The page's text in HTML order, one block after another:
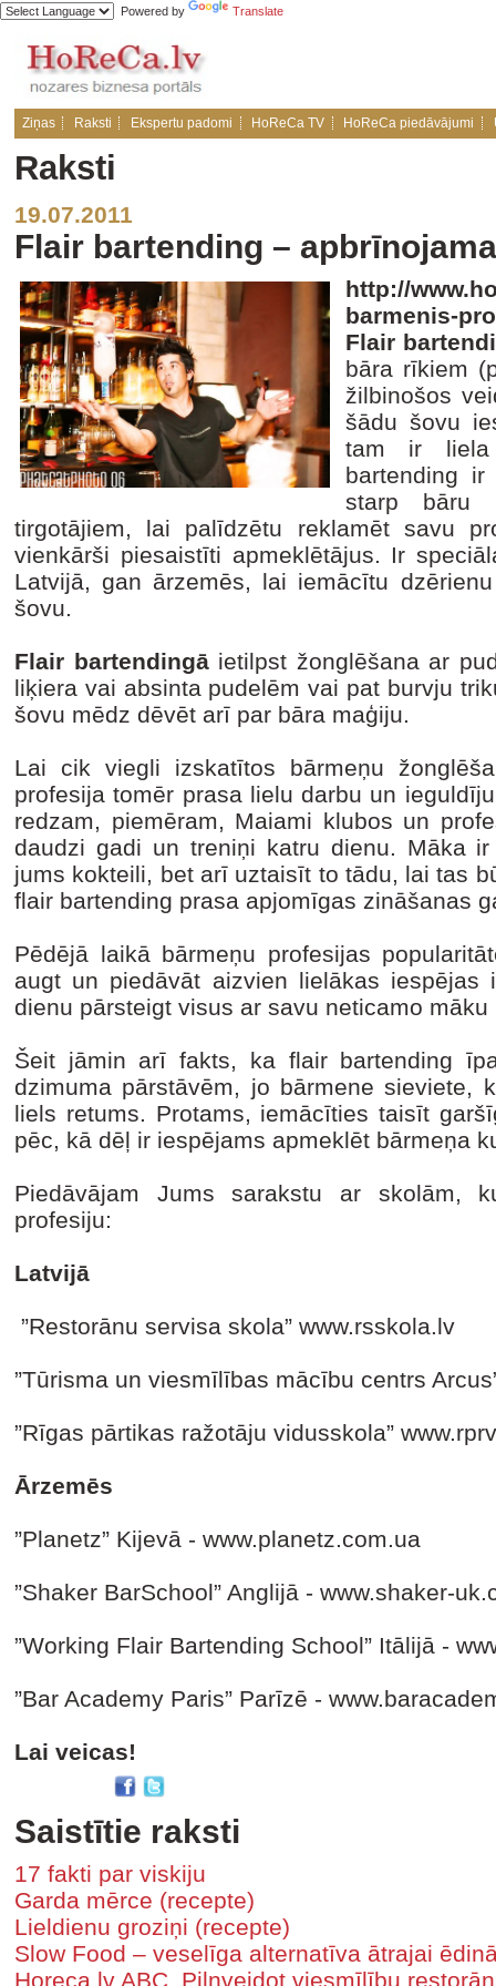
Powered by Translate
Ziņas Raksti Ekspertu padomi HoReCa TV HoReCa piedāvājumi
Raksti
19.07.2011
Flair bartending –
http://
barmenis-
Flair
bāra rīkiem
žilbinošos
šādu šovu
tam ir liela
bartending
starp bāru
tirgotājiem, lai palīdzētu reklamēt savu
vienkārši piesaistīti apmeklētājus. Ir
Latvijā, gan ārzemēs, lai iemācītu
šovu.
Flair bartendingā ietilpst žonglēšana ar
liķiera vai absinta pudelēm vai pat burvju
šovu mēdz dēvēt arī par bāra maģiju.
Lai cik viegli izskatītos bārmeņu
profesija tomēr prasa lielu darbu un
redzam, piemēram, Maiami klubos un
daudzi gadi un treniņi katru dienu. Māka
jums kokteili, bet arī uztaisīt to tādu, lai tas
flair bartending prasa apjomīgas zināšanas
Pēdējā laikā bārmeņu profesijas
augt un piedāvāt aizvien lielākas iespējas
dienu pārsteigt visus ar savu neticamo
Šeit jāmin arī fakts, ka flair bartending
dzimuma pārstāvēm, jo bārmene sieviete,
liels retums. Protams, iemācīties taisīt
pēc, kā dēļ ir iespējams apmeklēt bārmeņa
Piedāvājam Jums sarakstu ar skolām,
profesiju:
Latvijā
”Restorānu servisa skola” www.rsskola.lv
”Tūrisma un viesmīlības mācību centrs
”Rīgas pārtikas ražotāju vidusskola”
Ārzemēs
”Planetz” Kijevā - www.planetz.com.ua
”Shaker BarSchool” Anglijā - www.shaker-
”Working Flair Bartending School” Itālijā -
”Bar Academy Paris” Parīzē -
Lai veicas!
Saistītie raksti
17 fakti par viskiju
Garda mērce (recepte)
Lieldienu groziņi (recepte)
Slow Food – veselīga alternatīva ātrajai
Horeca.lv ABC. Pilnveidot viesmīlību